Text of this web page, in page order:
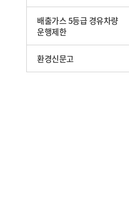
배출가스 5등급 경유차량
운행제한
환경신문고